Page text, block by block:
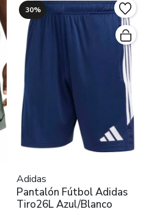
30%
Adidas
Pantalón Fútbol Adidas
Tiro26L Azul/Blanco